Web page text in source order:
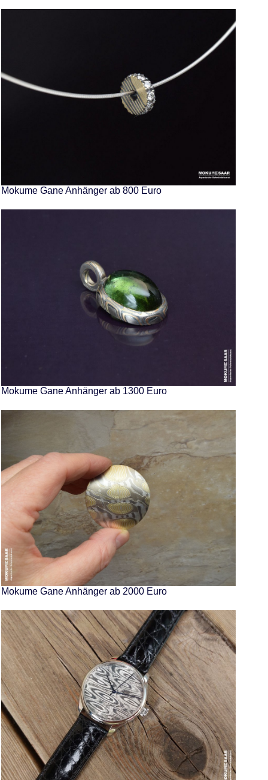
Mokume Gane Anhänger ab 800 Euro
Mokume Gane Anhänger ab 1300 Euro
Mokume Gane Anhänger ab 2000 Euro